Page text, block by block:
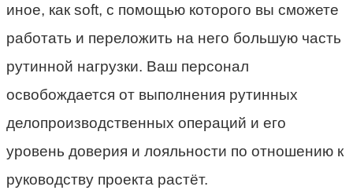
иное, как soft, с помощью которого вы сможете
работать и переложить на него большую часть
рутинной нагрузки. Ваш персонал
освобождается от выполнения рутинных
делопроизводственных операций и его
уровень доверия и лояльности по отношению к
руководству проекта растёт.